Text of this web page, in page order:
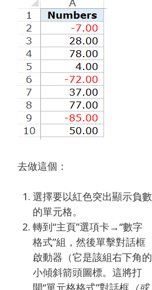
去做這個：
選擇要以紅色突出顯示負數
的單元格。
轉到“主頁”選項卡→“數字
格式”組，然後單擊對話框
啟動器（它是該組右下角的
小傾斜箭頭圖標。這將打